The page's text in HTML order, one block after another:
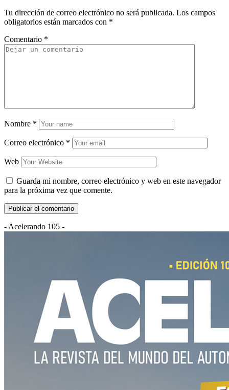
Tu dirección de correo electrónico no será publicada. Los campos
obligatorios están marcados con *
Comentario *
Nombre *
Correo electrónico *
Web
Guarda mi nombre, correo electrónico y web en este navegador
para la próxima vez que comente.
- Acelerando 105 -